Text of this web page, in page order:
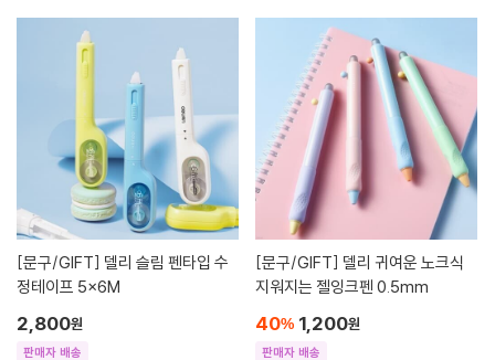
[문구/GIFT]
정테이프 5x6M
2,800원
판매자 배송
[문구/GIFT]
지워지는 젤잉크펜 0.5mm
40% 1,200원
판매자 배송